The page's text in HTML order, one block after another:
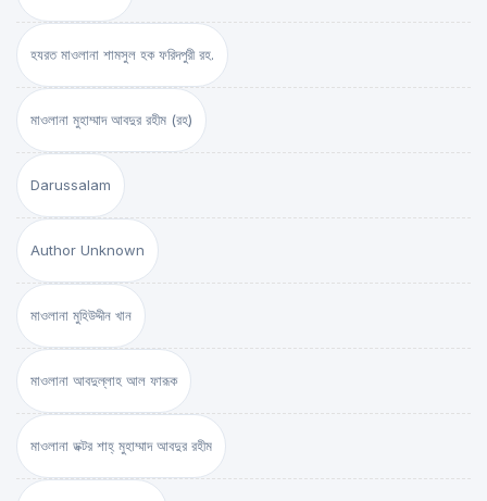
হযরত মাওলানা শামসুল হক ফরিদপুরী রহ.
মাওলানা মুহাম্মাদ আবদুর রহীম (রহ)
Darussalam
Author Unknown
মাওলানা মুহিউদ্দীন খান
মাওলানা আবদুল্লাহ আল ফারূক
মাওলানা ডক্টর শাহ্‌ মুহাম্মাদ আবদুর রহীম